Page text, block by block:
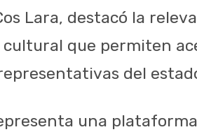
Lara, destacó la
que permiten
del
una